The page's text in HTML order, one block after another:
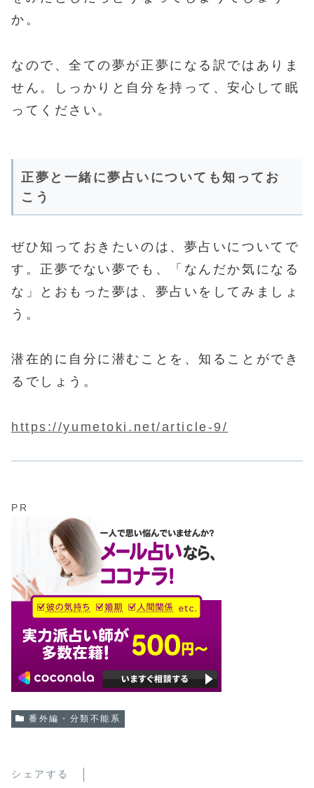
か。
なので、全ての夢が正夢になる訳ではありま
せん。しっかりと自分を持って、安心して眠
ってください。
正夢と一緒に夢占いについても知ってお
こう
ぜひ知っておきたいのは、夢占いについてで
す。正夢でない夢でも、「なんだか気になる
な」とおもった夢は、夢占いをしてみましょ
う。
潜在的に自分に潜むことを、知ることができ
るでしょう。
https://yumetoki.net/article-9/
PR
番外編・分類不能系
シェアする